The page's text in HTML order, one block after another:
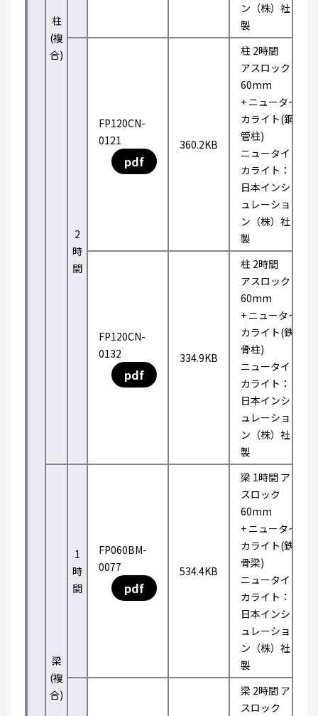
柱
(複
合)
ン（株）社
製
2
時
間
FP120CN-
0121
pdf
360.2KB
柱 2時間
アスロック
60mm
+ ニュータイ
カライト(鋼
管柱)
ニュータイ
カライト：
日本インシ
ュレーショ
ン（株）社
製
FP120CN-
0132
pdf
334.9KB
柱 2時間
アスロック
60mm
+ ニュータイ
カライト(鉄
骨柱)
ニュータイ
カライト：
日本インシ
ュレーショ
ン（株）社
製
梁
(複
合)
1
時
間
FP060BM-
0077
pdf
534.4KB
梁 1時間 ア
スロック
60mm
+ ニュータイ
カライト(鉄
骨梁)
ニュータイ
カライト：
日本インシ
ュレーショ
ン（株）社
製
梁 2時間 ア
スロック